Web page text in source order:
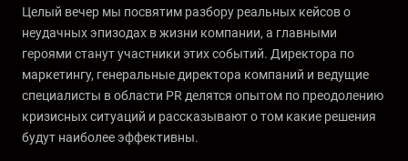
Целый вечер мы посвятим разбору реальных кейсов о
неудачных эпизодах в жизни компании, а главными
героями станут участники этих событий. Директора по
маркетингу, генеральные директора компаний и ведущие
специалисты в области PR делятся опытом по преодолению
кризисных ситуаций и рассказывают о том какие решения
будут наиболее эффективны.